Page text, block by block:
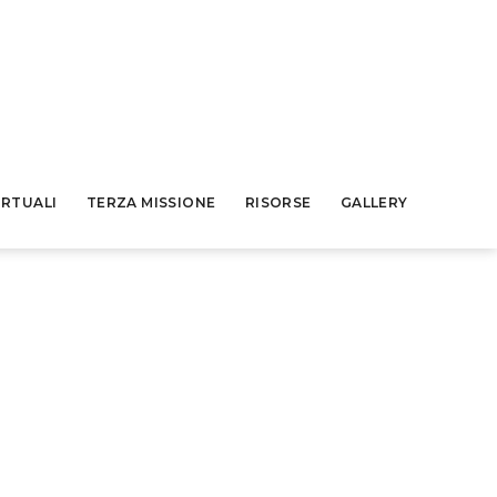
TERZA MISSIONE RISORSE GALLERY